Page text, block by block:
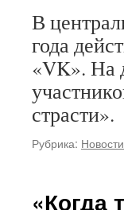
В
года
«VK». На
страсти».
Рубрика: Новости
«Когда